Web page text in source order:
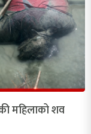
महिलाको शव